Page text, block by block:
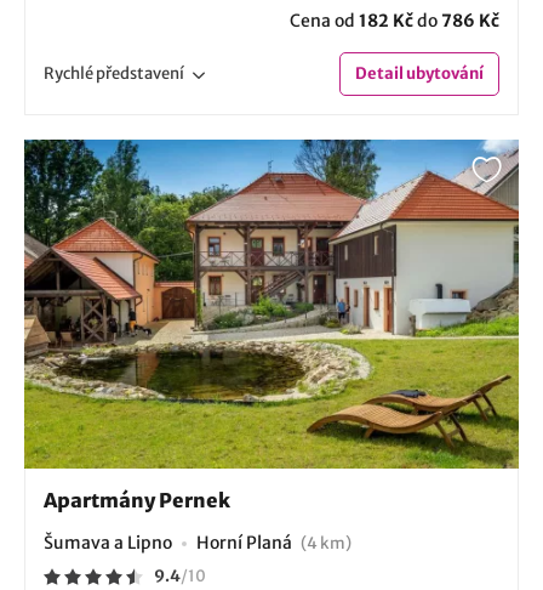
Cena od 182 Kčdo786 Kč
Rychlépředstavení Detailubytování
Apartmány Pernek
Šumava a Lipno Horní Planá (4 km)
9.4/10